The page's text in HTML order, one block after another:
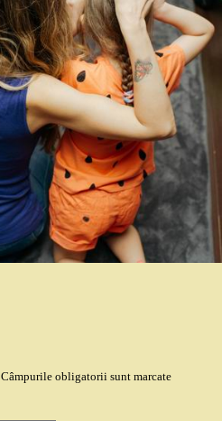
Câmpurile obligatorii sunt marcate